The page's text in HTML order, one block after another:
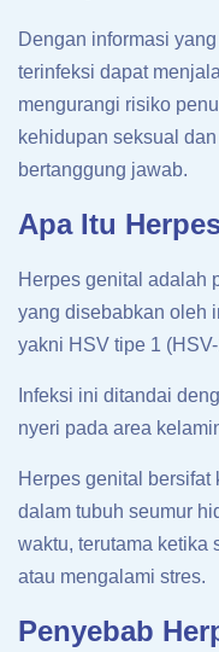
Dengan informasi
terinfeksi dapat
mengurangi risiko
kehidupan seksual
bertanggung jawab.
Apa Itu
Herpes genital adalah
yang disebabkan oleh
yakni HSV tipe 1
Infeksi ini ditandai
nyeri pada area
Herpes genital bersifat
dalam tubuh seumur
waktu, terutama ketika
atau mengalami stres.
Penyebab